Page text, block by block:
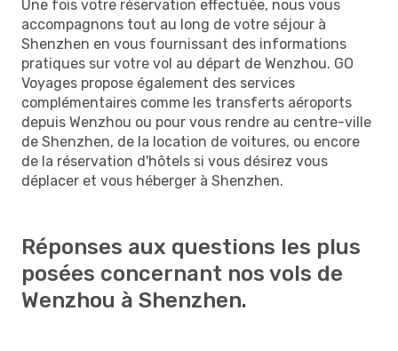
Une fois votre réservation effectuée, nous vous
accompagnons tout au long de votre séjour à
Shenzhen en vous fournissant des informations
pratiques sur votre vol au départ de Wenzhou. GO
Voyages propose également des services
complémentaires comme les transferts aéroports
depuis Wenzhou ou pour vous rendre au centre-ville
de Shenzhen, de la location de voitures, ou encore
de la réservation d'hôtels si vous désirez vous
déplacer et vous héberger à Shenzhen.
Réponses aux questions les plus
posées concernant nos vols de
Wenzhou à Shenzhen.